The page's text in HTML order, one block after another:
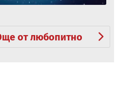
от любопитно